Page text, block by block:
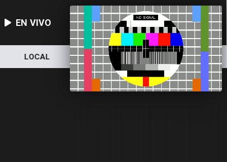
EN VIVO
LOCAL NACIONAL DEPORTES